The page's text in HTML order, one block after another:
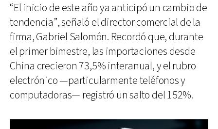
“El inicio de este año ya anticipó un cambio de
tendencia”, señaló el director comercial de la
firma, Gabriel Salomón. Recordó que, durante
el primer bimestre, las importaciones desde
China crecieron 73,5% interanual, y el rubro
electrónico —particularmente teléfonos y
computadoras— registró un salto del 152%.